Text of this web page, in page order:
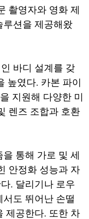
촬영자와 영화 제
루션을 제공해왔
바디 설계를 갖
높였다. 카본 파이
지원해 다양한 미
렌즈 조합과 호환
통해 가로 및 세
안정화 성능과 자
. 달리기나 로우
도 뛰어난 손떨
제공한다. 또한 차